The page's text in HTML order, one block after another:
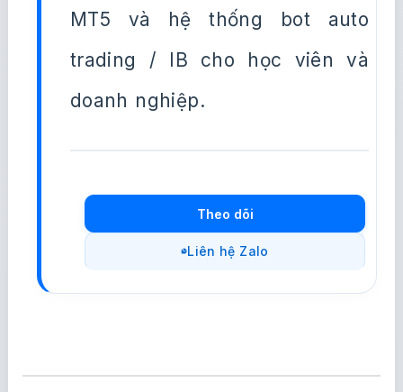
MT5 và hệ thống bot auto
trading / IB cho học viên và
doanh nghiệp.
Theo dõi
Liên hệ Zalo